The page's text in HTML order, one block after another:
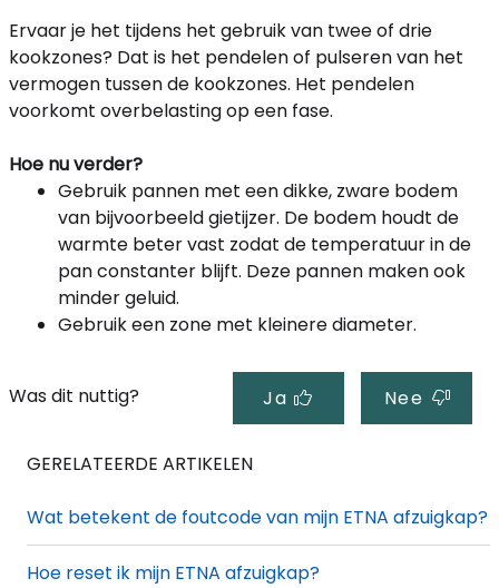
Ervaar je het tijdens het gebruik van twee of drie
kookzones? Dat is het pendelen of pulseren van het
vermogen tussen de kookzones. Het pendelen
voorkomt overbelasting op een fase.
Hoe nu verder?
Gebruik pannen met een dikke, zware bodem
van bijvoorbeeld gietijzer. De bodem houdt de
warmte beter vast zodat de temperatuur in de
pan constanter blijft. Deze pannen maken ook
minder geluid.
Gebruik een zone met kleinere diameter.
Was dit nuttig? Ja Nee
GERELATEERDE ARTIKELEN
Wat betekent de foutcode van mijn ETNA afzuigkap?
Hoe reset ik mijn ETNA afzuigkap?